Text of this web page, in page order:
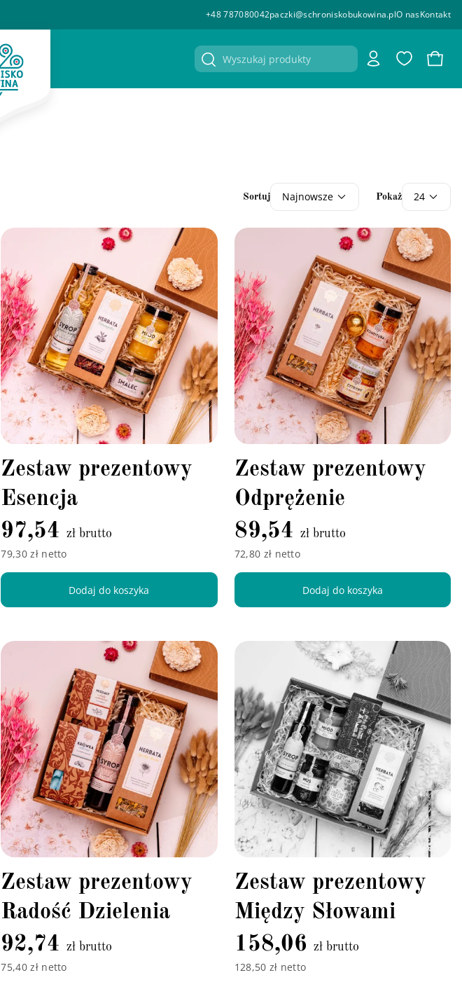
+48 787080042paczki@schroniskobukowina.plO nasKontakt
Sortuj Najnowsze Pokaż 24
Zestaw prezentowy
Esencja
97,54zł brutto
79,30 zł netto
Dodaj do koszyka
Zestaw prezentowy
Odprężenie
89,54
zł brutto
72,80 zł netto
Dodaj do koszyka
Zestaw prezentowy
Radość Dzielenia
92,74zł brutto
75,40 zł netto
Zestaw prezentowy
Między Słowami
158,06
zł brutto
128,50 zł netto